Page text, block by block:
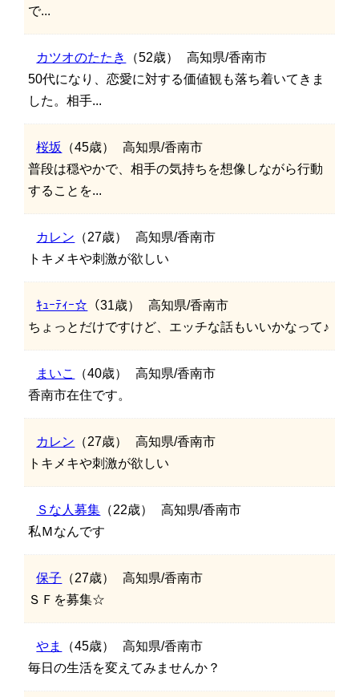
で...
カツオのたたき （52歳）
高知県/香南市
50代になり、恋愛に対する価値観も落ち着いてきま
した。相手...
桜坂 （45歳）
高知県/香南市
普段は穏やかで、相手の気持ちを想像しながら行動
することを...
カレン （27歳）
高知県/香南市
トキメキや刺激が欲しい
ｷｭｰﾃｨｰ☆ （31歳）
高知県/香南市
ちょっとだけですけど、エッチな話もいいかなって♪
まいこ （40歳）
高知県/香南市
香南市在住です。
カレン （27歳）
高知県/香南市
トキメキや刺激が欲しい
Ｓな人募集 （22歳）
高知県/香南市
私Ｍなんです
保子 （27歳）
高知県/香南市
ＳＦを募集☆
やま （45歳）
高知県/香南市
毎日の生活を変えてみませんか？